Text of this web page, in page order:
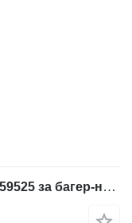
Менувач Carraro TLB1-NÚMERO 159525 за багер-натоварувач Volvo BL60 BL60B BL61 BL61B BL61PLUS BL70 BL70B BL71 BL71B BL71PLUS